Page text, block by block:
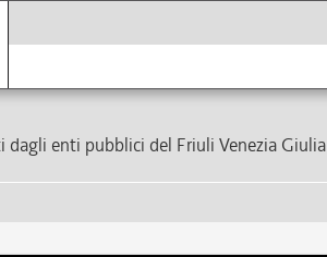
dagli enti pubblici del Friuli Venezia Giulia